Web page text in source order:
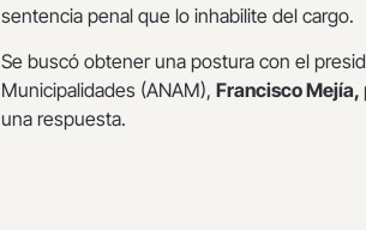
sentencia penal que lo inhabilite del cargo.
Se buscó obtener una postura con el
Municipalidades (ANAM), Francisco Mejía,
una respuesta.